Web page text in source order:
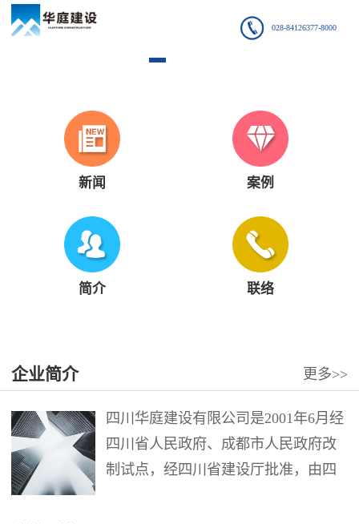
028-84126377-8000
新闻 案例
简介 联络
企业简介 更多>>
四川华庭建设有限公司是2001年6月经
四川省人民政府、成都市人民政府改
制试点，经四川省建设厅批准，由四